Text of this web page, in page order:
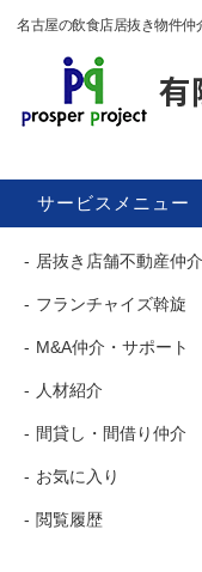
名古屋の飲食店居抜き物件仲
サービスメニュー
居抜き店舗不動産仲介
フランチャイズ斡旋
M&A仲介・サポート
人材紹介
間貸し・間借り仲介
お気に入り
閲覧履歴